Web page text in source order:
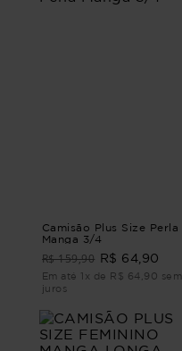
Camisão Plus Size Perla
Manga 3/4
R$ 159,90 R$ 64,90
Em até 1x de R$ 64,90 sem
juros